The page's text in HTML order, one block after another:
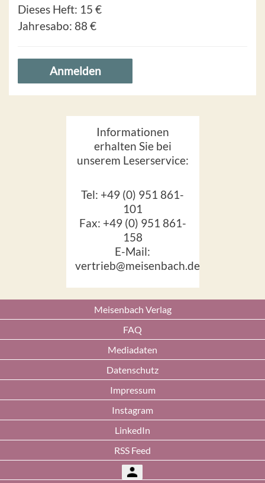
Dieses Heft: 15 €
Jahresabo: 88 €
Anmelden
Informationen
erhalten Sie bei
unserem Leserservice:
Tel: +49 (0) 951 861-
101
Fax: +49 (0) 951 861-
158
E-Mail:
vertrieb@meisenbach.de
Meisenbach Verlag
FAQ
Mediadaten
Datenschutz
Impressum
Instagram
LinkedIn
RSS Feed